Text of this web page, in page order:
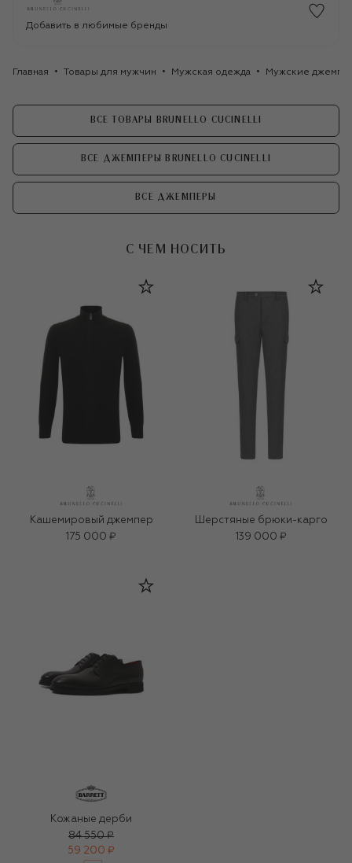
Добавить в любимые бренды
Главная Товары для мужчин Мужская одежда Мужские
ВСЕ ТОВАРЫ BRUNELLO CUCINELLI
ВСЕ ДЖЕМПЕРЫ BRUNELLO CUCINELLI
ВСЕ ДЖЕМПЕРЫ
С ЧЕМ НОСИТЬ
Кашемировый джемпер
175 000 ₽
Шерстяные брюки-карго
139 000 ₽
Кожаные дерби
84 550 ₽
59 200 ₽